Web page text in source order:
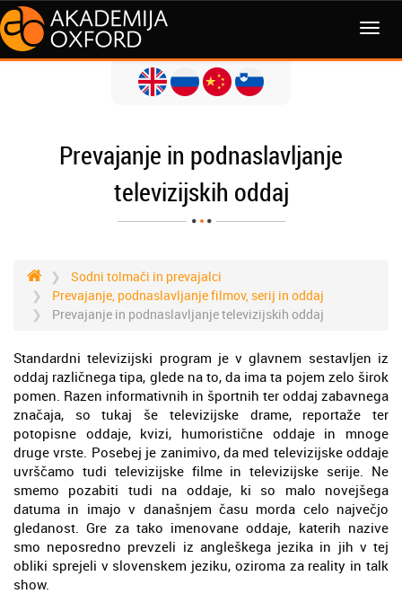
MENI
Prevajanje in podnaslavljanje
televizijskih oddaj
Sodni tolmači in prevajalci
Prevajanje, podnaslavljanje filmov, serij in oddaj
Prevajanje in podnaslavljanje televizijskih oddaj
Standardni televizijski program je v glavnem sestavljen iz
oddaj različnega tipa, glede na to, da ima ta pojem zelo širok
pomen. Razen informativnih in športnih ter oddaj zabavnega
značaja, so tukaj še televizijske drame, reportaže ter
potopisne oddaje, kvizi, humoristične oddaje in mnoge
druge vrste. Posebej je zanimivo, da med televizijske oddaje
uvrščamo tudi televizijske filme in televizijske serije. Ne
smemo pozabiti tudi na oddaje, ki so malo novejšega
datuma in imajo v današnjem času morda celo največjo
gledanost. Gre za tako imenovane oddaje, katerih nazive
smo neposredno prevzeli iz angleškega jezika in jih v tej
obliki sprejeli v slovenskem jeziku, oziroma za reality in talk
show.